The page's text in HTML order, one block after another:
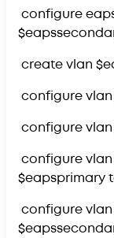
configure
create vlan
configure
configure
configure
$eapsprimary
configure